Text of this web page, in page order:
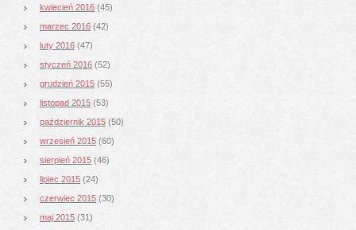
kwiecień 2016 (45)
marzec 2016 (42)
luty 2016 (47)
styczeń 2016 (52)
grudzień 2015 (55)
listopad 2015 (53)
październik 2015 (50)
wrzesień 2015 (60)
sierpień 2015 (46)
lipiec 2015 (24)
czerwiec 2015 (30)
maj 2015 (31)